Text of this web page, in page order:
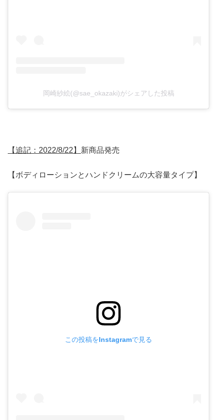
岡崎紗絵(@sae_okazaki)がシェアした投稿
【追記：2022/8/22】 新商品発売
【ボディローションとハンドクリームの大容量タイプ】
この投稿をInstagramで見る